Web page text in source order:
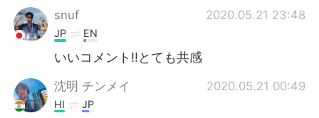
snuf 2020.05.21 23:48
JP EN
いいコメント‼️とても共感
沈明 チンメイ 2020.05.21 00:49
HI JP